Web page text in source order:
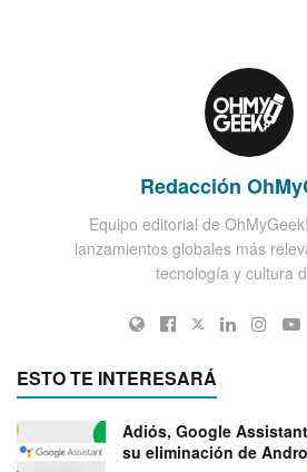
Redacción
Equipo editorial de
lanzamientos globales más
tecnología y cultura
ESTO TE INTERESARÁ
Adiós, Google
su eliminación de